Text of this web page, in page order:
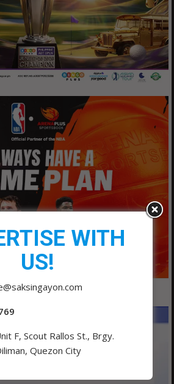
WITH
US!
F, Scout Rallos St., Brgy.
Quezon City